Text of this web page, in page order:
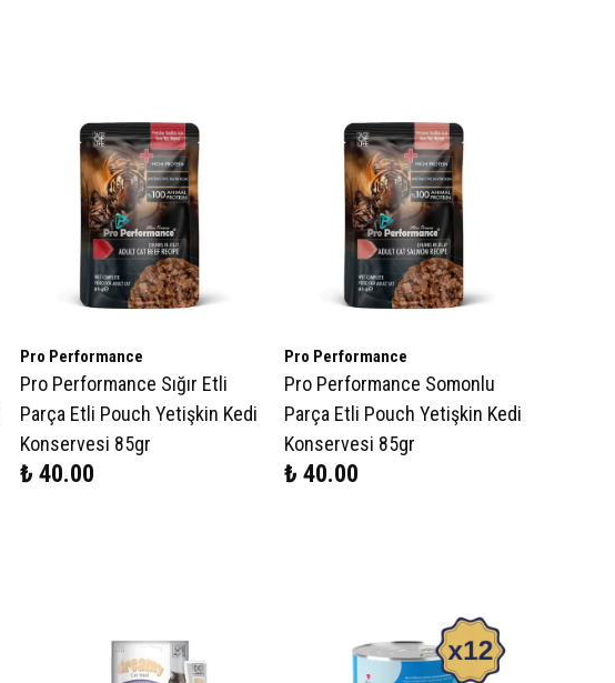
Pro Performance
Pro Performance Sığır Etli
Parça Etli Pouch Yetişkin Kedi
Konservesi 85gr
₺ 40.00
Pro Performance
Pro Performance Somonlu
Parça Etli Pouch Yetişkin Kedi
Konservesi 85gr
₺ 40.00